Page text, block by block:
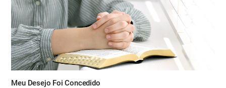
Meu Desejo Foi Concedido